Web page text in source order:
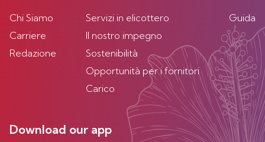
Chi Siamo
Carriere
Redazione
Servizi in elicottero
Il nostro impegno
Sostenibilità
Opportunità per i fornitori
Carico
Guida
Download our app